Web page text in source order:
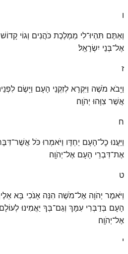
ו
וְאַתֶּם תִּהְיוּ־לִי מַמְלֶכֶת כֹּהֲנִים וְגוֹי
אֶל־בְּנֵי יִשְׂרָאֵֽל׃
ז
וַיָּבֹא מֹשֶׁה וַיִּקְרָא לְזִקְנֵי הָעָם וַיָּשֶׂם
אֲשֶׁר צִוָּהוּ יְהֹוָֽה׃
ח
וַיַּעֲנוּ כׇל־הָעָם יַחְדָּו וַיֹּאמְרוּ כֹּל
אֶת־דִּבְרֵי הָעָם אֶל־יְהֹוָֽה׃
ט
וַיֹּאמֶר יְהֹוָה אֶל־מֹשֶׁה הִנֵּה אָנֹכִי בָּא
הָעָם בְּדַבְּרִי עִמָּךְ וְגַם־בְּךָ יַאֲמִינוּ
אֶל־יְהֹוָֽה׃
י